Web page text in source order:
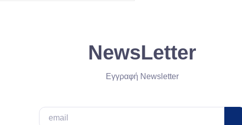
NewsLetter
Εγγραφή Newsletter